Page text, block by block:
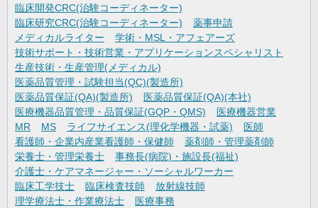
臨床開発CRC(治験コーディネーター)
臨床研究CRC(治験コーディネーター)
薬事申請
メディカルライター
学術・MSL・アフェアーズ
技術サポート・技術営業・アプリケーションスペシャリスト
生産技術・生産管理(メディカル)
医薬品質管理・試験担当(QC)(製造所)
医薬品質保証(QA)(製造所)
医薬品質保証(QA)(本社)
医療機器品質管理・品質保証(GQP・QMS)
医療機器営業
MR
MS ライフサイエンス(理化学機器・試薬)
医師
看護師・企業内産業看護師・保健師
薬剤師・管理薬剤師
栄養士・管理栄養士
事務長(病院)・施設長(福祉)
介護士・ケアマネージャー・ソーシャルワーカー
臨床工学技士
臨床検査技師
放射線技師
理学療法士・作業療法士
医療事務